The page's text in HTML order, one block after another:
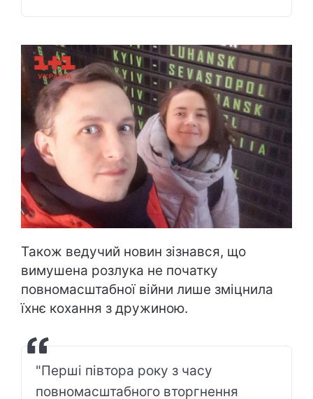
Також ведучий новин зізнався, що
вимушена розлука не початку
повномасштабної війни лише зміцнила
їхнє кохання з дружиною.
"Перші півтора року з часу
повномасштабного вторгнення